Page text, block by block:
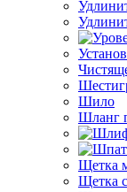
Шило
Шланг
Щетка
Щетка